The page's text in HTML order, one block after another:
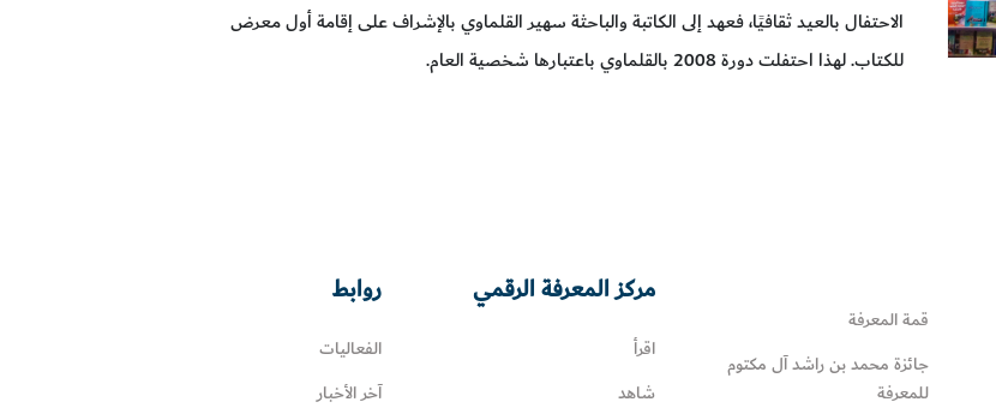
الاحتفال بالعيد ثقافيًا، فعهد إلى الكاتبة والباحثة سهير القلماوي بالإشراف على إقامة أول معرض
للكتاب. لهذا احتفلت دورة 2008 بالقلماوي باعتبارها شخصية العام
.
قمة المعرفة
جائزة محمد بن راشد آل مكتوم
للمعرفة
مركز المعرفة الرقمي
اقرأ
شاهد
روابط
الفعاليات
آخر الأخبار